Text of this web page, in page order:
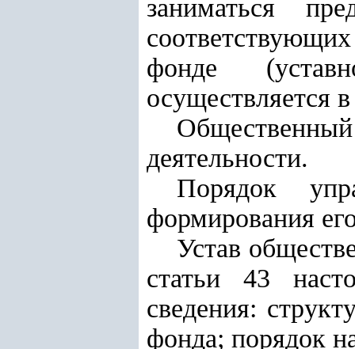
заниматься
фонде
осуществляется
Общественный
деятельности.
Порядок
формирования
Устав
статьи 43
сведения:
фонда; порядок